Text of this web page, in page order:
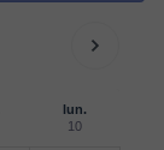
lun.
10